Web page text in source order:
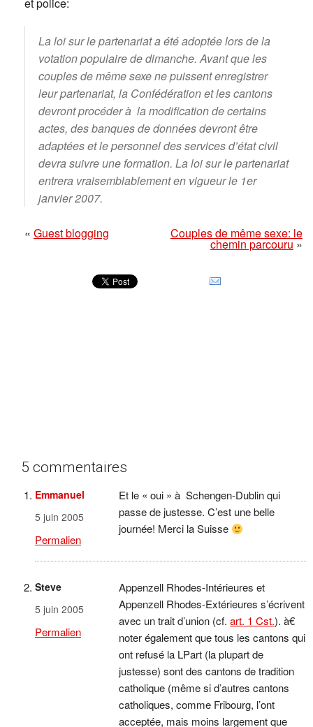
La loi sur le partenariat a été adoptée lors de la
votation populaire de dimanche. Avant que les
couples de même sexe ne puissent enregistrer
leur partenariat, la Confédération et les cantons
devront procéder à la modification de certains
actes, des banques de données devront être
adaptées et le personnel des services d’état civil
devra suivre une formation. La loi sur le partenariat
entrera vraisemblablement en vigueur le 1er
janvier 2007.
« Guest blogging Couples de même sexe: le
chemin parcouru»
5 commentaires
Emmanuel
5 juin 2005
Permalien
Et le « oui » à Schengen-Dublin qui
passe de justesse. C’est une belle
journée! Merci la Suisse
Steve
5 juin 2005
Permalien
Appenzell Rhodes-Intérieures et
Appenzell Rhodes-Extérieures s’écrivent
avec un trait d’union (cf.art. 1 Cst.). à€
noter également que tous les cantons qui
ont refusé la LPart (la plupart de
justesse) sont des cantons de tradition
catholique (même si d’autres cantons
catholiques, comme Fribourg, l’ont
acceptée, mais moins largement que